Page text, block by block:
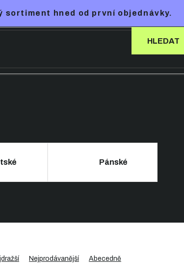
sortiment hned od první objednávky.
HLEDAT
Pánské
Nejprodávanější Abecedně